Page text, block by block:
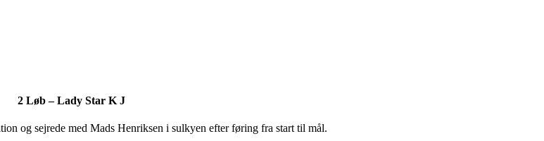
2 Løb – Lady Star K J
og sejrede med Mads Henriksen i sulkyen efter føring fra start til mål.